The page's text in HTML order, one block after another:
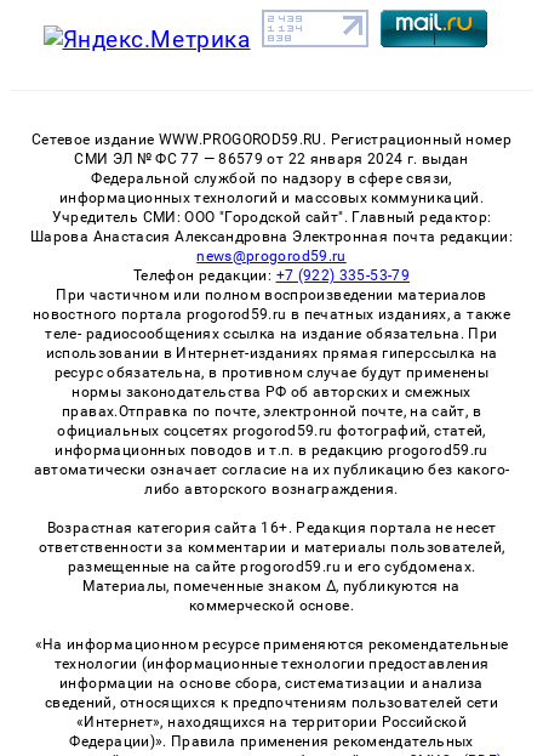
Сетевое издание WWW.PROGOROD59.RU. Регистрационный номер
СМИ ЭЛ № ФС 77 — 86579 от 22 января 2024 г. выдан
Федеральной службой по надзору в сфере связи,
информационных технологий и массовых коммуникаций.
Учредитель СМИ: ООО "Городской сайт". Главный редактор:
Шарова Анастасия Александровна Электронная почта редакции:
news@progorod59.ru
Телефон редакции: +7 (922) 335-53-79
При частичном или полном воспроизведении материалов
новостного портала progorod59.ru в печатных изданиях, а также
теле- радиосообщениях ссылка на издание обязательна. При
использовании в Интернет-изданиях прямая гиперссылка на
ресурс обязательна, в противном случае будут применены
нормы законодательства РФ об авторских и смежных
правах.Отправка по почте, электронной почте, на сайт, в
официальных соцсетях progorod59.ru фотографий, статей,
информационных поводов и т.п. в редакцию progorod59.ru
автоматически означает согласие на их публикацию без какого-
либо авторского вознаграждения.
Возрастная категория сайта 16+. Редакция портала не несет
ответственности за комментарии и материалы пользователей,
размещенные на сайте progorod59.ru и его субдоменах.
Материалы, помеченные знаком Δ, публикуются на
коммерческой основе.
«На информационном ресурсе применяются рекомендательные
технологии (информационные технологии предоставления
информации на основе сбора, систематизации и анализа
сведений, относящихся к предпочтениям пользователей сети
«Интернет», находящихся на территории Российской
Федерации)». Правила применения рекомендательных